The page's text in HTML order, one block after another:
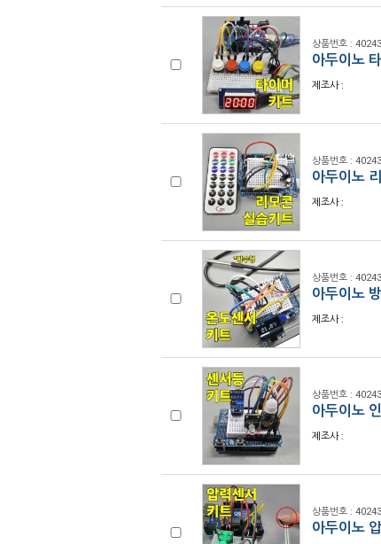
상품번호 :
아두이노
제조사 :
상품번호 :
아두이노
제조사 :
상품번호 :
아두이노
제조사 :
상품번호 :
아두이노
제조사 :
상품번호 :
아두이노